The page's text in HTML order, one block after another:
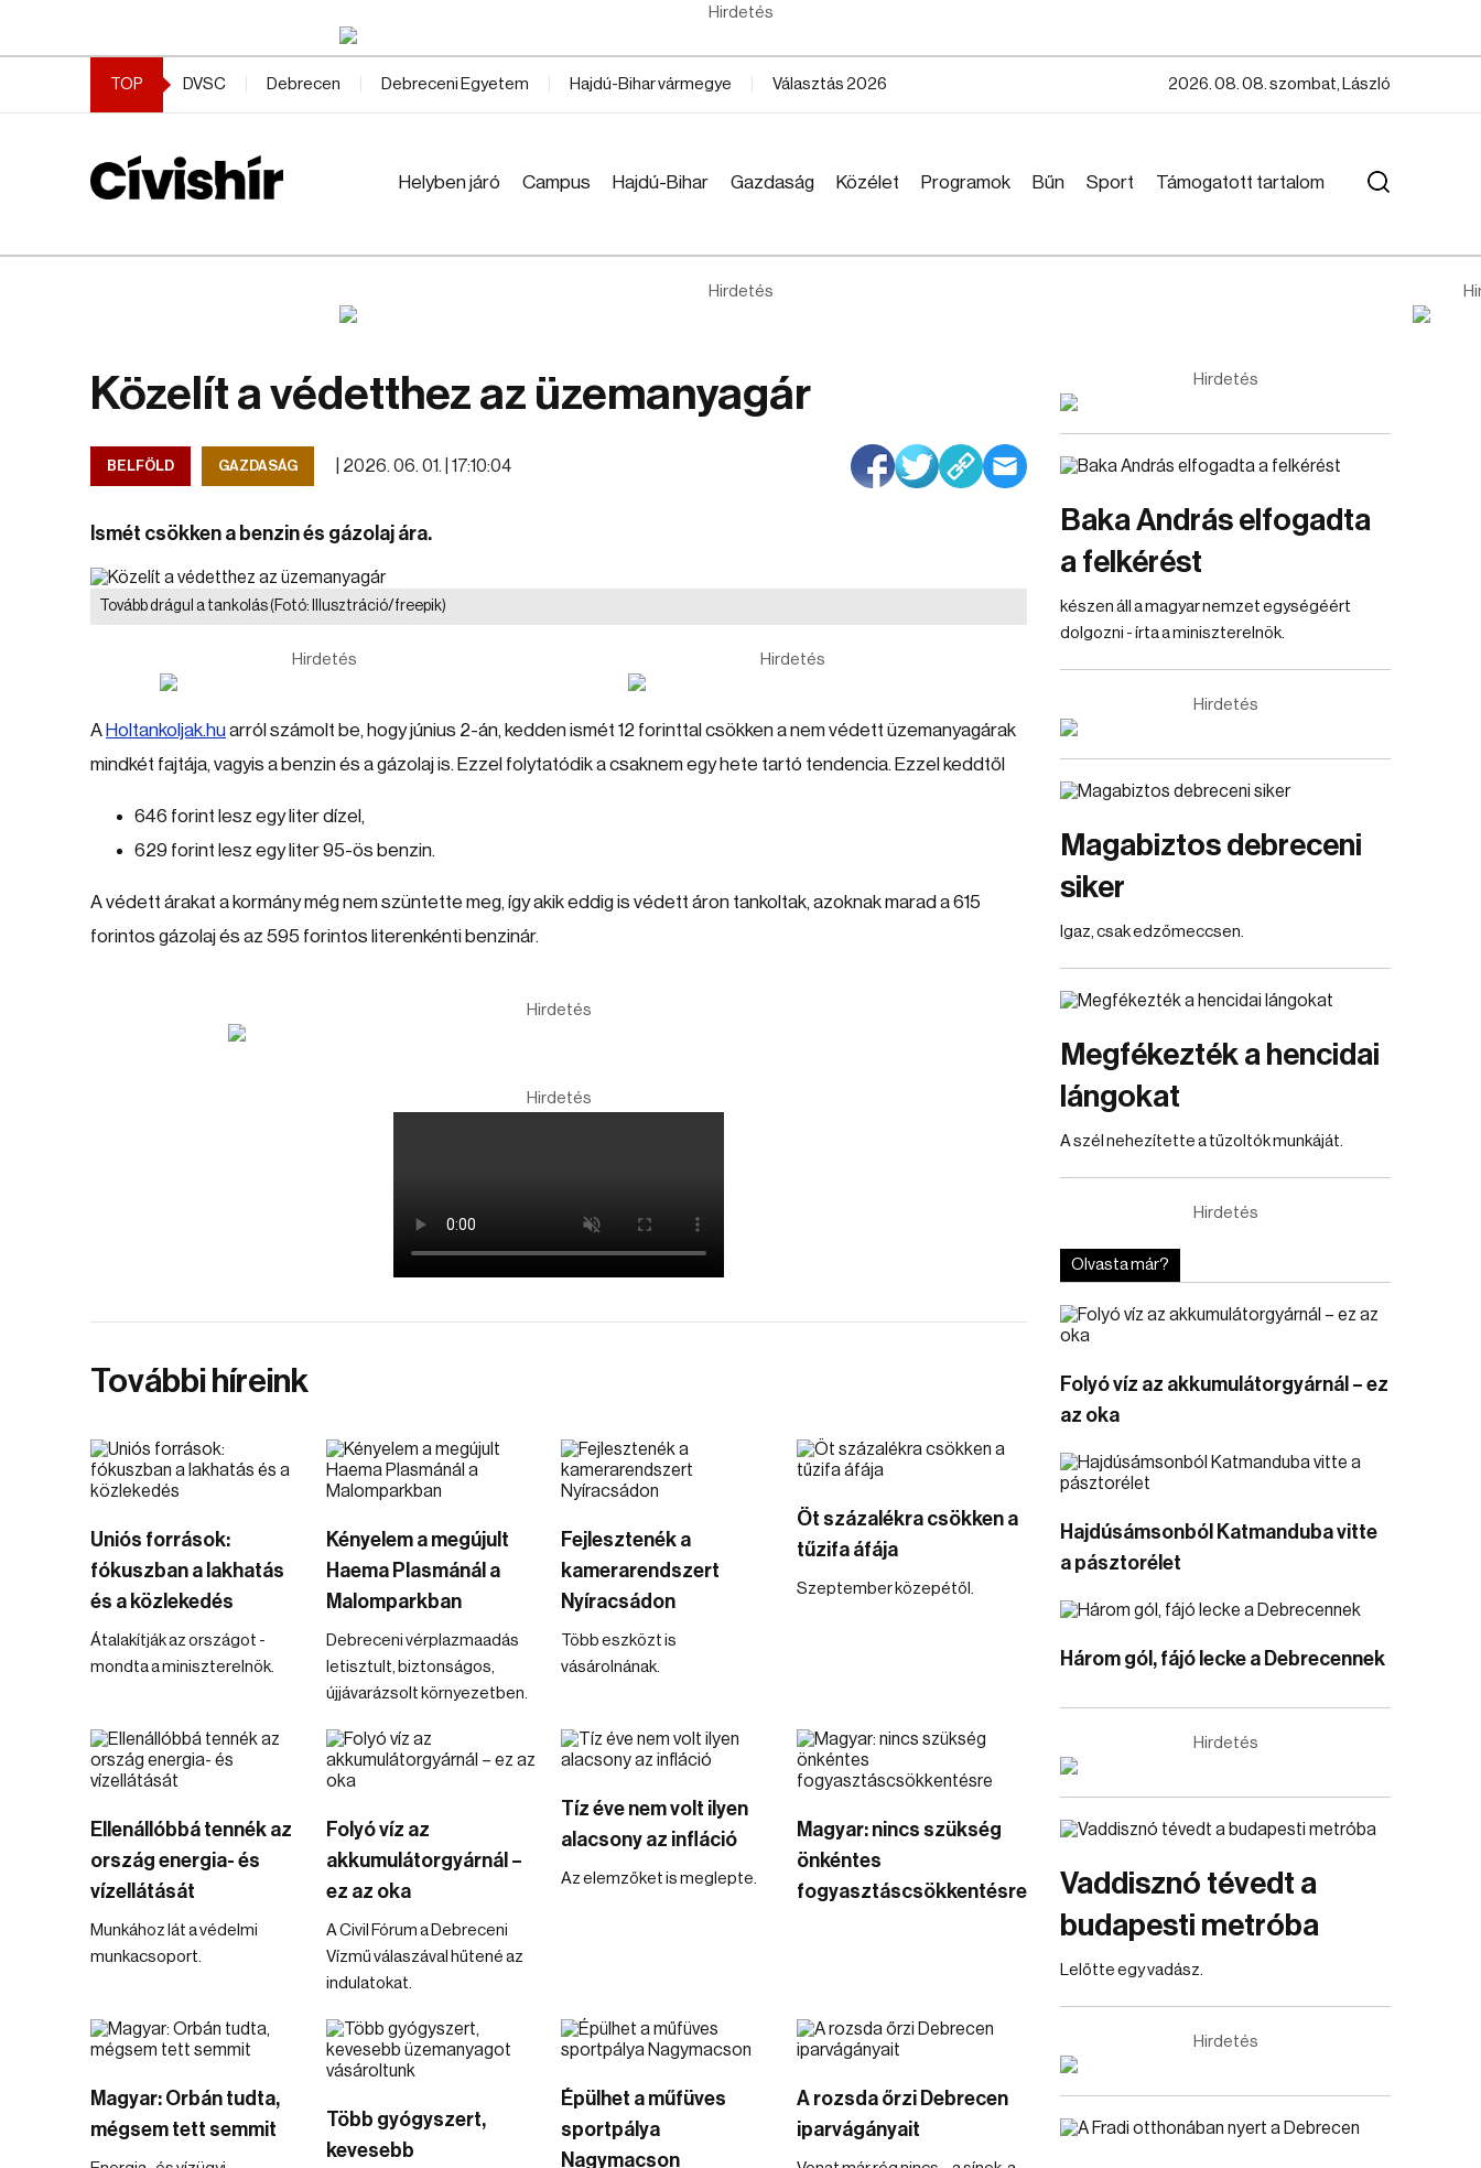
Hirdetés
TOP DVSC Debrecen Debreceni Egyetem Hajdú-Bihar vármegye Választás 2026 2026. 08. 08. szombat, László
Helyben járó Campus Hajdú-Bihar Gazdaság Közélet Programok Bűn Sport Támogatott tartalom
Hirdetés
Közelít a védetthez az üzemanyagár
BELFÖLD GAZDASÁG 2026. 06. 01. | 17:10:04
Ismét csökken a benzin és gázolaj ára.
Tovább drágul a tankolás(Fotó: Illusztráció/freepik)
Hirdetés Hirdetés
A Holtankoljak.huarról számolt be, hogy június 2-án, kedden ismét 12 forinttal csökken a nem védett üzemanyagárak
mindkét fajtája, vagyis a benzin és a gázolaj is. Ezzel folytatódik a csaknem egy hete tartó tendencia. Ezzel keddtől
646 forint lesz egy liter dízel,
629 forint lesz egy liter 95-ös benzin.
A védett árakat a kormány még nem szüntette meg, így akik eddig is védett áron tankoltak, azoknak marad a 615
forintos gázolaj és az 595 forintos literenkénti benzinár.
Hirdetés
Hirdetés
További híreink
Uniós források:
fókuszban a lakhatás
és a közlekedés
Átalakítják az országot -
mondta a miniszterelnök.
Kényelem a megújult
Haema Plasmánál a
Malomparkban
Debreceni vérplazmaadás
letisztult, biztonságos,
újjávarázsolt környezetben.
Fejlesztenék a
kamerarendszert
Nyíracsádon
Több eszközt is
vásárolnának.
Öt százalékra csökken a
tűzifa áfája
Szeptember közepétől.
Ellenállóbbá tennék az
ország energia- és
vízellátását
Munkához lát a védelmi
munkacsoport.
Folyó víz az
akkumulátorgyárnál –
ez az oka
A Civil Fórum a Debreceni
Vízmű válaszával hűtené az
indulatokat.
Tíz éve nem volt ilyen
alacsony az infláció
Az elemzőket is meglepte.
Magyar: nincs szükség
önkéntes
fogyasztáscsökkentésre
Magyar: Orbán tudta,
mégsem tett semmit
Több gyógyszert,
kevesebb
Épülhet a műfüves
sportpálya
Nagymacson
A rozsda őrzi Debrecen
iparvágányait
Hirdetés
Baka András elfogadta
a felkérést
készen áll a magyar nemzet egységéért
dolgozni - írta a miniszterelnök.
Hirdetés
Magabiztos debreceni
siker
Igaz, csak edzőmeccsen.
Megfékezték a hencidai
lángokat
A szél nehezítette a tűzoltók munkáját.
Hirdetés
Olvasta már?
Folyó víz az akkumulátorgyárnál – ez
az oka
Hajdúsámsonból Katmanduba vitte
a pásztorélet
Három gól, fájó lecke a Debrecennek
Hirdetés
Vaddisznó tévedt a
budapesti metróba
Lelőtte egy vadász.
Hirdetés